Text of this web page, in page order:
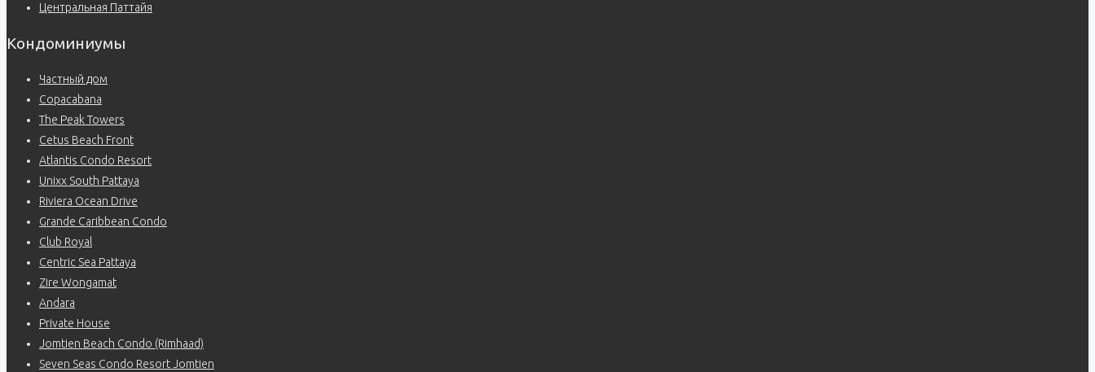
Центральная Паттайя
Кондоминиумы
Частный дом
Copacabana
The Peak Towers
Cetus Beach Front
Atlantis Condo Resort
Unixx South Pattaya
Riviera Ocean Drive
Grande Caribbean Condo
Club Royal
Centric Sea Pattaya
Zire Wongamat
Andara
Private House
Jomtien Beach Condo (Rimhaad)
Seven Seas Condo Resort Jomtien